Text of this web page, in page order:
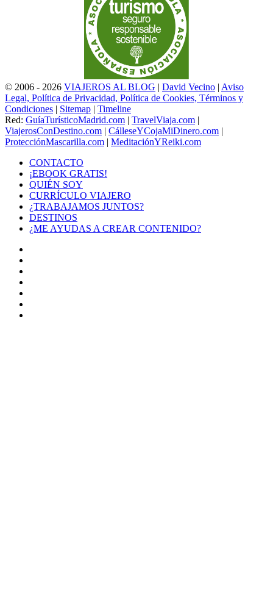
© 2006 - 2026 VIAJEROS AL BLOG | David Vecino | Aviso
Legal, Política de Privacidad, Política de Cookies, Términos y
Condiciones | Sitemap | Timeline
Red: GuíaTurísticoMadrid.com | TravelViaja.com |
ViajerosConDestino.com | CálleseYCojaMiDinero.com |
ProtecciónMascarilla.com | MeditaciónYReiki.com
CONTACTO
¡EBOOK GRATIS!
QUIÉN SOY
CURRÍCULO VIAJERO
¿TRABAJAMOS JUNTOS?
DESTINOS
¿ME AYUDAS A CREAR CONTENIDO?